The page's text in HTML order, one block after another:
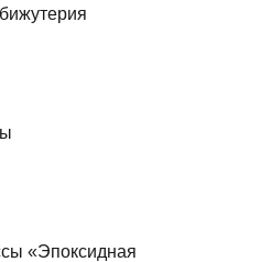
«Эпоксидная